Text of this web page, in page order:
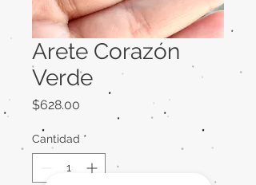
Arete Corazón
Verde
$628.00
Cantidad *